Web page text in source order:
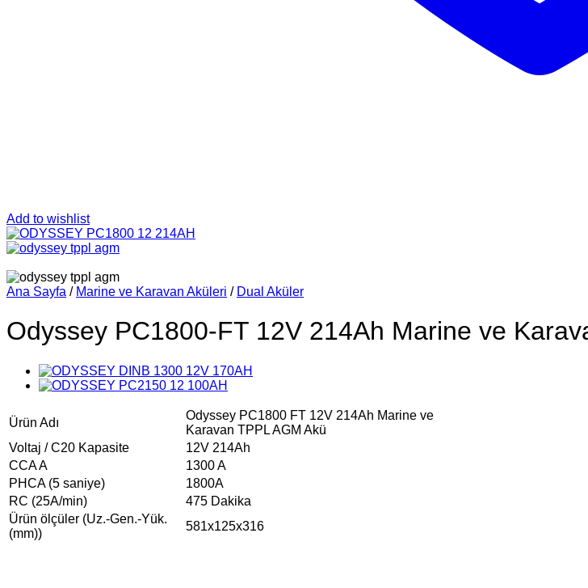
Add to wishlist
Ana Sayfa / Marine ve Karavan Aküleri / Dual Aküler
Odyssey PC1800-FT 12V 214Ah Marine ve
Ürün Adı
Odyssey PC1800 FT 12V 214Ah Marine ve
Karavan TPPL AGM Akü
Voltaj / C20 Kapasite
12V 214Ah
CCA A
1300 A
PHCA (5 saniye)
1800A
RC (25A/min)
475 Dakika
Ürün ölçüler (Uz.-Gen.-Yük.
(mm))
581x125x316